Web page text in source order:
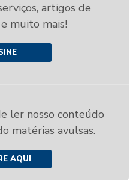
artigos de
muito mais!
ler nosso conteúdo
matérias avulsas.
AQUI